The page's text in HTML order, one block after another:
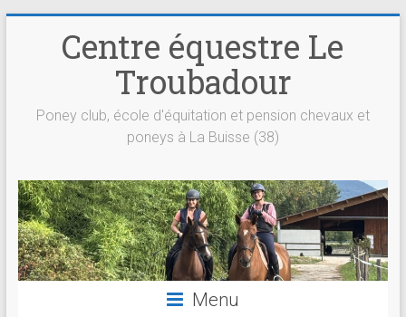
Centre équestre Le
Troubadour
Poney club, école d'équitation et pension chevaux et
poneys à La Buisse (38)
Menu